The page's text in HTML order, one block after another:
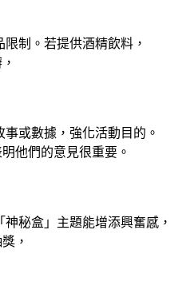
制。若提供酒精飲料，
或數據，強化活動目的。
他們的意見很重要。
秘盒」主題能增添興奮感，
，